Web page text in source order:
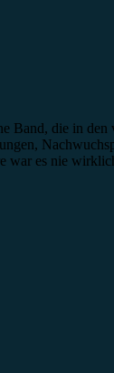
Band, die in
war es nie